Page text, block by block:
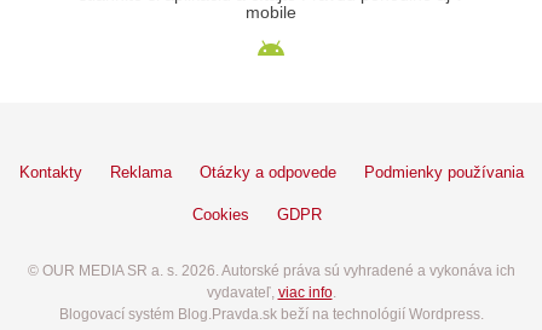
mobile
Kontakty Reklama Otázky a odpovede Podmienky používania
Cookies GDPR
© OUR MEDIA SR a. s. 2026. Autorské práva sú vyhradené a vykonáva ich
vydavateľ, viac info.
Blogovací systém Blog.Pravda.sk beží na technológií Wordpress.